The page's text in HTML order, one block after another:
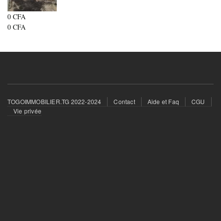
0 CFA
0 CFA
Footer
menu
TOGOIMMOBILIER.TG 2022-2024 Contact Aide et Faq
CGU
Vie privée